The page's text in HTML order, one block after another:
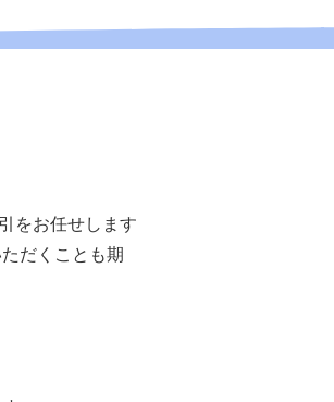
をお任せします
だくことも期